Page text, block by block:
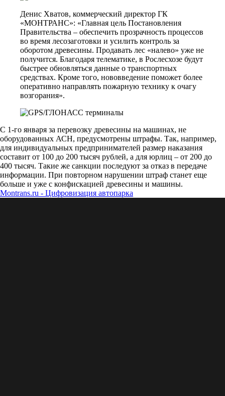
Денис Хватов, коммерческий директор ГК
«МОНТРАНС»: «Главная цель Постановления
Правительства – обеспечить прозрачность процессов
во время лесозаготовки и усилить контроль за
оборотом древесины. Продавать лес «налево» уже не
получится. Благодаря телематике, в Рослесхозе будут
быстрее обновляться данные о транспортных
средствах. Кроме того, нововведение поможет более
оперативно направлять пожарную технику к очагу
возгорания».
С 1-го января за перевозку древесины на машинах, не
оборудованных АСН, предусмотрены штрафы. Так, например,
для индивидуальных предпринимателей размер наказания
составит от 100 до 200 тысяч рублей, а для юрлиц – от 200 до
400 тысяч. Такие же санкции последуют за отказ в передаче
информации. При повторном нарушении штраф станет еще
больше и уже с конфискацией древесины и машины.
Montrans.ru - Цифровизация автопарка